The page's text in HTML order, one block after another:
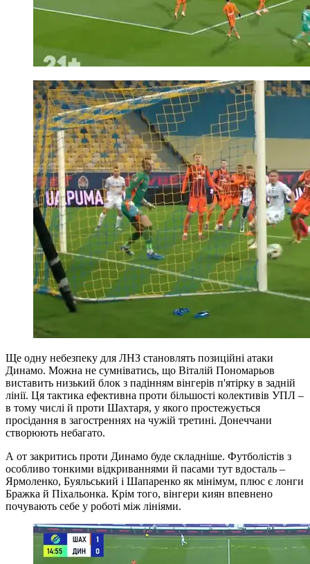
Ще одну небезпеку для ЛНЗ становлять позиційні атаки
Динамо. Можна не сумніватись, що Віталій Пономарьов
виставить низький блок з падінням вінгерів п'ятірку в задній
в тому числі й проти Шахтаря, у якого простежується
просідання в загостреннях на чужій третині. Донеччани
створюють небагато.
А от закритись проти Динамо буде складніше. Футболістів з
особливо тонкими відкриваннями й пасами тут вдосталь –
Ярмоленко, Буяльський і Шапаренко як мінімум, плюс є лонги
почувають себе у роботі між лініями.